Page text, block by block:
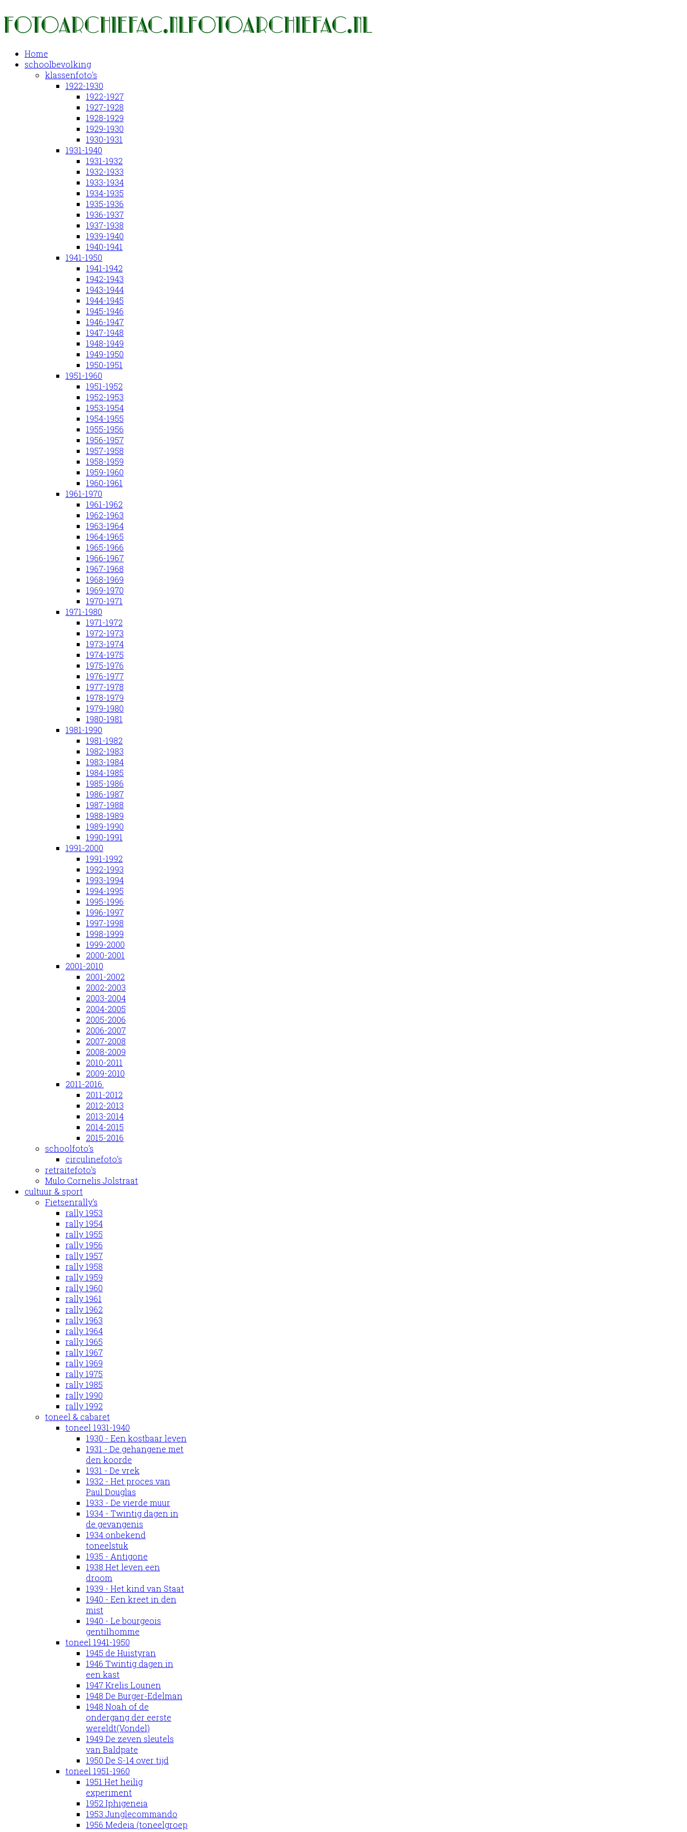
Home
schoolbevolking
klassenfoto's
1922-1930
1922-1927
1927-1928
1928-1929
1929-1930
1930-1931
1931-1940
1931-1932
1932-1933
1933-1934
1934-1935
1935-1936
1936-1937
1937-1938
1939-1940
1940-1941
1941-1950
1941-1942
1942-1943
1943-1944
1944-1945
1945-1946
1946-1947
1947-1948
1948-1949
1949-1950
1950-1951
1951-1960
1951-1952
1952-1953
1953-1954
1954-1955
1955-1956
1956-1957
1957-1958
1958-1959
1959-1960
1960-1961
1961-1970
1961-1962
1962-1963
1963-1964
1964-1965
1965-1966
1966-1967
1967-1968
1968-1969
1969-1970
1970-1971
1971-1980
1971-1972
1972-1973
1973-1974
1974-1975
1975-1976
1976-1977
1977-1978
1978-1979
1979-1980
1980-1981
1981-1990
1981-1982
1982-1983
1983-1984
1984-1985
1985-1986
1986-1987
1987-1988
1988-1989
1989-1990
1990-1991
1991-2000
1991-1992
1992-1993
1993-1994
1994-1995
1995-1996
1996-1997
1997-1998
1998-1999
1999-2000
2000-2001
2001-2010
2001-2002
2002-2003
2003-2004
2004-2005
2005-2006
2006-2007
2007-2008
2008-2009
2010-2011
2009-2010
2011-2016.
2011-2012
2012-2013
2013-2014
2014-2015
2015-2016
schoolfoto's
circulinefoto's
retraitefoto's
Mulo Cornelis Jolstraat
cultuur & sport
Fietsenrally's
rally 1953
rally 1954
rally 1955
rally 1956
rally 1957
rally 1958
rally 1959
rally 1960
rally 1961
rally 1962
rally 1963
rally 1964
rally 1965
rally 1967
rally 1969
rally 1975
rally 1985
rally 1990
rally 1992
toneel & cabaret
toneel 1931-1940
1930 - Een kostbaar leven
1931 - De gehangene met
den koorde
1931 - De vrek
1932 - Het proces van
Paul Douglas
1933 - De vierde muur
1934 - Twintig dagen in
de gevangenis
1934 onbekend
toneelstuk
1935 - Antigone
1938 Het leven een
droom
1939 - Het kind van Staat
1940 - Een kreet in den
mist
1940 - Le bourgeois
gentilhomme
toneel 1941-1950
1945 de Huistyran
1946 Twintig dagen in
een kast
1947 Krelis Lounen
1948 De Burger-Edelman
1948 Noah of de
ondergang der eerste
wereldt(Vondel)
1949 De zeven sleutels
van Baldpate
1950 De S-14 over tijd
toneel 1951-1960
1951 Het heilig
experiment
1952 Iphigeneia
1953 Junglecommando
1956 Medeia (toneelgroep